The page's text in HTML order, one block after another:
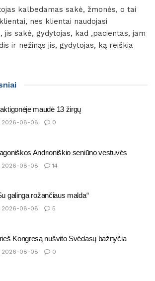
kalbedamas sakė, žmonės, o tai
nes klientai naudojasi
jis sakė, gydytojas, kad ,pacientas, jam
ir nežinąs jis, gydytojas, ką reiškia
maudė 13 žirgų
2026-08-08 0
Andrioniškio seniūno vestuvės
2026-08-08 14
galinga rožančiaus malda“
2026-08-08 5
Kongresą nušvito Svėdasų bažnyčia
2026-08-08 0